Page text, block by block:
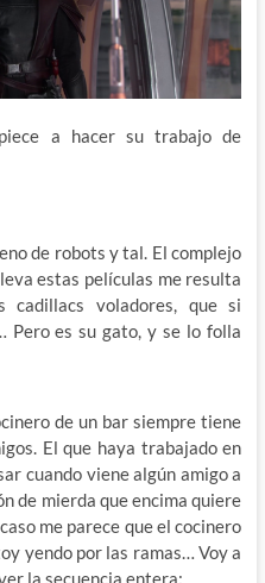
a hacer su trabajo de
de robots y tal. El complejo
estas películas me resulta
voladores, que si
Pero es su gato, y se lo folla
de un bar siempre tiene
El que haya trabajado en
cuando viene algún amigo a
de mierda que encima quiere
me parece que el cocinero
yendo por las ramas… Voy a
la secuencia entera: